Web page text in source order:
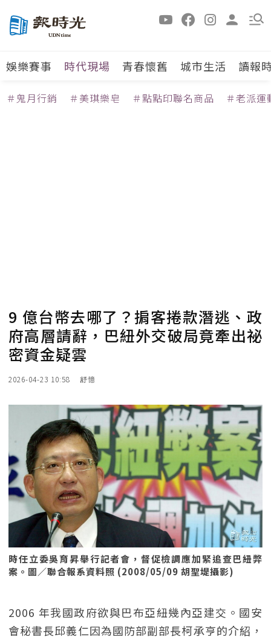
娛樂賽事 時代現場 青春懷舊 城市生活 讀報
＃鬼月行銷 ＃美琪樂皂 ＃點點印聯名商品 ＃老派運
9 億台幣去哪了？掮客捲款潛逃、政
府高層請辭，巴紐外交破局竟牽出祕
密資金疑雲
2026-04-23 10:58 舒憶
時任立委吳育昇舉行記者會，督促檢調應加緊追查巴紐弊
案。圖／聯合報系資料照 (2008/05/09 胡聖堤攝影)
2006 年我國政府欲與巴布亞紐幾內亞建交。國安
會秘書長邱義仁因為國防部副部長柯承亨的介紹，